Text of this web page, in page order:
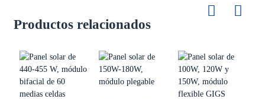
Productos relacionados